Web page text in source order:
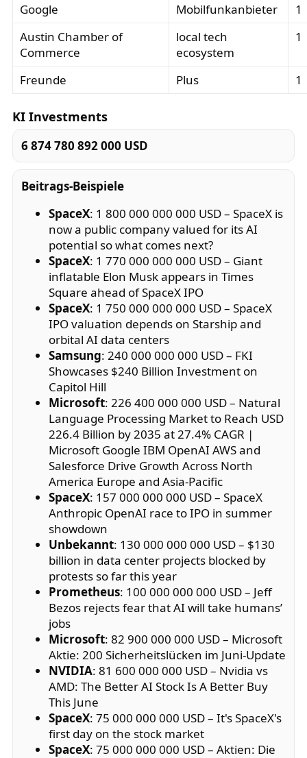
Google Mobilfunkanbieter
1
Austin Chamber of
Commerce
local tech
ecosystem
1
Freunde Plus 1
KI Investments
6 874 780 892 000 USD
Beitrags-Beispiele
SpaceX: 1 800 000 000 000 USD – SpaceX is
now a public company valued for its AI
potential so what comes next?
SpaceX: 1 770 000 000 000 USD – Giant
inflatable Elon Musk appears in Times
Square ahead of SpaceX IPO
SpaceX: 1 750 000 000 000 USD – SpaceX
IPO valuation depends on Starship and
orbital AI data centers
Samsung: 240 000 000 000 USD – FKI
Showcases $240 Billion Investment on
Capitol Hill
Microsoft: 226 400 000 000 USD – Natural
Language Processing Market to Reach USD
226.4 Billion by 2035 at 27.4% CAGR |
Microsoft Google IBM OpenAI AWS and
Salesforce Drive Growth Across North
America Europe and Asia-Pacific
SpaceX: 157 000 000 000 USD – SpaceX
Anthropic OpenAI race to IPO in summer
showdown
Unbekannt: 130 000 000 000 USD – $130
billion in data center projects blocked by
protests so far this year
Prometheus: 100 000 000 000 USD – Jeff
Bezos rejects fear that AI will take humans’
jobs
Microsoft: 82 900 000 000 USD – Microsoft
Aktie: 200 Sicherheitslücken im Juni-Update
NVIDIA: 81 600 000 000 USD – Nvidia vs
AMD: The Better AI Stock Is A Better Buy
This June
SpaceX: 75 000 000 000 USD – It's SpaceX's
first day on the stock market
SpaceX: 75 000 000 000 USD – Aktien: Die